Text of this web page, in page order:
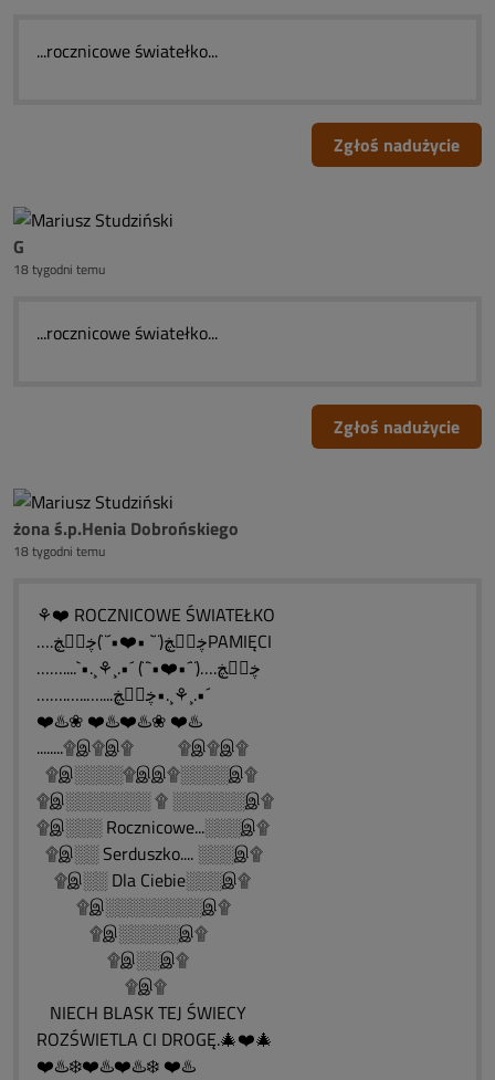
...rocznicowe światełko...
Zgłoś nadużycie
G
18 tygodni temu
...rocznicowe światełko...
Zgłoś nadużycie
żona ś.p.Henia Dobrońskiego
18 tygodni temu
⚘❤️ ROCZNICOWE ŚWIATEŁKO
….ڿڰۣڿ(¨` •❤️•´¨)ڿڰۣڿPAMIĘCI
……....`•.¸⚘¸.•´ (¨`•❤️•´¨)….ڿڰۣڿ
…….…..…....ڿڰۣڿ•.¸⚘¸.•´
❤️♨️❀ ❤️♨️❤️♨️❀ ❤️♨️
........۩இ۩இ۩ ۩இ۩இ۩
۩இ░░░░۩இஇ۩░░░░இ۩
۩இ░░░░░░░ ۩ ░░░░░░இ۩
۩இ░░░ Rocznicowe...░░░இ۩
۩இ░░ Serduszko.... ░░░இ۩
۩இ░░ Dla Ciebie░░░இ۩
۩இ░░░░░░░░இ۩
۩இ░░░░░இ۩
۩இ░░இ۩
۩இ۩
NIECH BLASK TEJ ŚWIECY
ROZŚWIETLA CI DROGĘ.🎄❤️🎄
❤️♨️❄️❤️♨️❤️♨️❄️ ❤️♨️